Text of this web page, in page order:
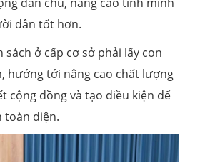
dân tốt hơn.
ở cấp cơ sở phải lấy con
hướng tới nâng cao chất lượng
cộng đồng và tạo điều kiện để
toàn diện.